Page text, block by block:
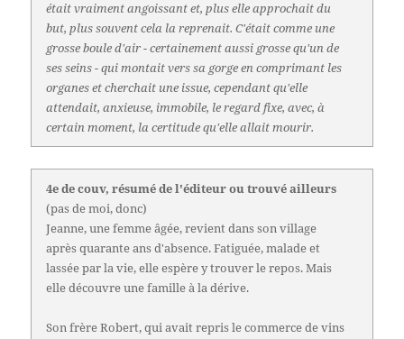
était vraiment angoissant et, plus elle approchait du
but, plus souvent cela la reprenait. C'était comme une
grosse boule d'air - certainement aussi grosse qu'un de
ses seins - qui montait vers sa gorge en comprimant les
organes et cherchait une issue, cependant qu'elle
attendait, anxieuse, immobile, le regard fixe, avec, à
certain moment, la certitude qu'elle allait mourir.
4e de couv, résumé de l'éditeur ou trouvé ailleurs
(pas de moi, donc)
Jeanne, une femme âgée, revient dans son village
après quarante ans d'absence. Fatiguée, malade et
lassée par la vie, elle espère y trouver le repos. Mais
elle découvre une famille à la dérive.
Son frère Robert, qui avait repris le commerce de vins